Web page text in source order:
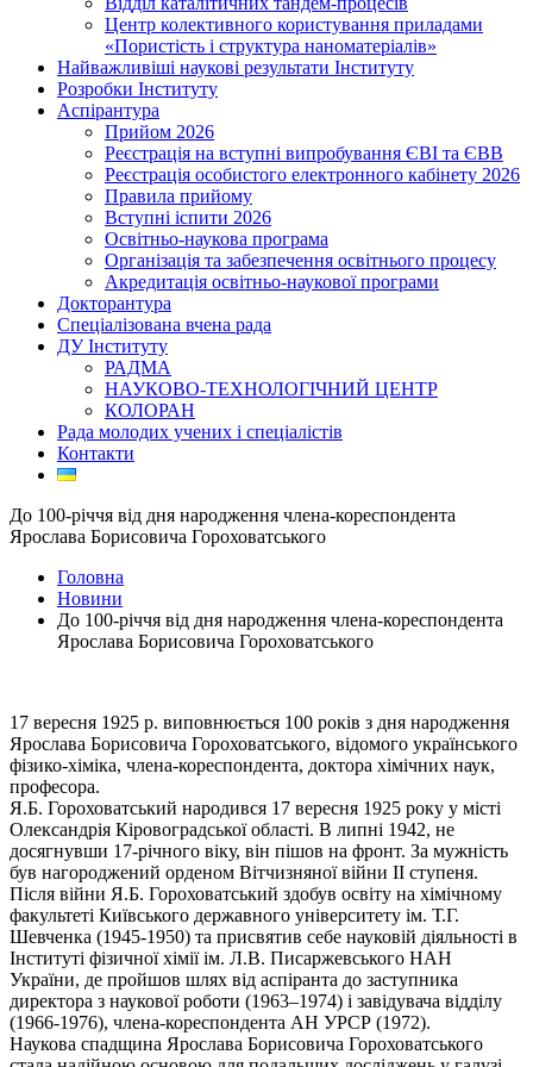
Центр колективного користування приладами
«Пористість і структура наноматеріалів»
Найважливіші наукові результати Інституту
Розробки Інституту
Аспірантура
Прийом 2026
Реєстрація на вступні випробування ЄВІ та ЄВВ
Реєстрація особистого електронного кабінету 2026
Правила прийому
Вступні іспити 2026
Освітньо-наукова програма
Організація та забезпечення освітнього процесу
Акредитація освітньо-наукової програми
Докторантура
Спеціалізована вчена рада
ДУ Інституту
РАДМА
НАУКОВО-ТЕХНОЛОГІЧНИЙ ЦЕНТР
КОЛОРАН
Рада молодих учених і спеціалістів
Контакти
До 100-річчя від дня народження члена-кореспондента
Ярослава Борисовича Гороховатського
Головна
Новини
До 100-річчя від дня народження члена-кореспондента
Ярослава Борисовича Гороховатського
17 вересня 1925 р. виповнюється 100 років з дня народження
Ярослава Борисовича Гороховатського, відомого українського
фізико-хіміка, члена-кореспондента, доктора хімічних наук,
професора.
Я.Б. Гороховатський народився 17 вересня 1925 року у місті
Олександрія Кіровоградської області. В липні 1942, не
досягнувши 17-річного віку, він пішов на фронт. За мужність
був нагороджений орденом Вітчизняної війни II ступеня.
Після війни Я.Б. Гороховатський здобув освіту на хімічному
факультеті Київського державного університету ім. Т.Г.
Шевченка (1945-1950) та присвятив себе науковій діяльності в
Інституті фізичної хімії ім. Л.В. Писаржевського НАН
України, де пройшов шлях від аспіранта до заступника
директора з наукової роботи (1963–1974) і завідувача відділу
(1966-1976), члена-кореспондента АН УРСР (1972).
Наукова спадщина Ярослава Борисовича Гороховатського